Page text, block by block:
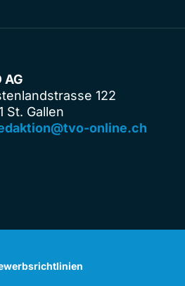
AG
122
St. Gallen
online.ch